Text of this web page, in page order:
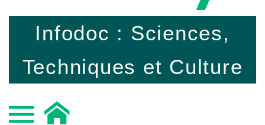
Infodoc : Sciences,
Techniques et Culture